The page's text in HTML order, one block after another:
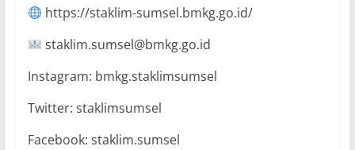
https://staklim-sumsel.bmkg.go.id/
staklim.sumsel@bmkg.go.id
Instagram: bmkg.staklimsumsel
Twitter: staklimsumsel
Facebook: staklim.sumsel